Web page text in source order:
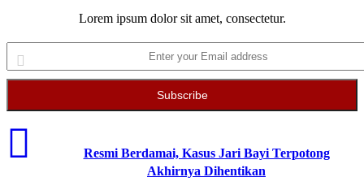
Lorem ipsum dolor sit amet, consectetur.
your
Email
Resmi Berdamai, Kasus Jari Bayi Terpotong
Akhirnya Dihentikan